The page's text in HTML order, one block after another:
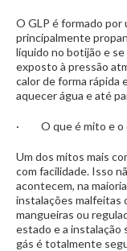
O GLP é formado
principalmente
líquido no botijão e
exposto à pressão
calor de forma rápida
aquecer água e até
· O que é mito e o
Um dos mitos mais
com facilidade. Isso
acontecem, na
instalações malfeitas
mangueiras ou
estado e a instalação
gás é totalmente